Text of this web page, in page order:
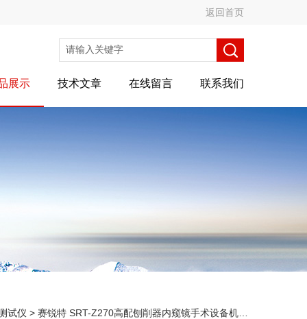
返回首页
展示 技术文章 在线留言 联系我们
试仪 > 赛锐特 SRT-Z270高配刨削器内窥镜手术设备机械特性测试仪稳